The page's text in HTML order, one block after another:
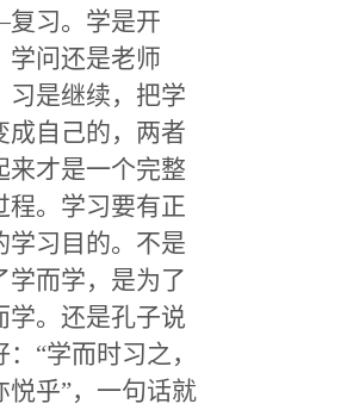
习。学是开
学问还是老师
习是继续，把学
成自己的，两者
来才是一个完整
程。学习要有正
学习目的。不是
学而学，是为了
学。还是孔子说
：“学而时习之，
悦乎”，一句话就